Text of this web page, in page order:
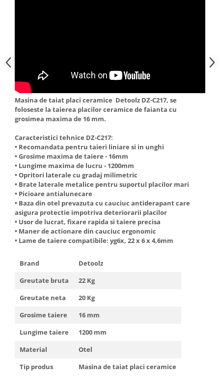
incorporabile
Seturi oale
SANDWICH MAKER
Storcatoare de fructe
Televizoare
Masina de taiat placi ceramice Detoolz DZ-C217, se
foloseste la taierea placilor ceramice de faianta cu
grosimea maxima de 16 mm.
Caracteristici tehnice DZ-C217:
• Recomandata pentru taieri liniare si in unghi
• Grosime maxima de taiere - 16mm
• Lungime maxima de lucru - 1200mm
• Opritori laterale cu gradaj milimetric
• Brate laterale metalice pentru suportul placilor mari
• Picioare antialunecare
• Baza din otel prevazuta cu cauciuc antiderapant care
asigura protectie impotriva deteriorarii placilor
• Usor de lucrat, fixare rapida si taiere precisa
• Maner de actionare din cauciuc ergonomic
• Lame de taiere compatibile: yg6x, 22 x 6 x 4,6mm
Brand
Detoolz
Greutate bruta
22 Kg
Greutate neta
20 Kg
Grosime taiere
16 mm
Lungime taiere
1200 mm
Material
Otel
Tip produs
Masina de taiat placi ceramice